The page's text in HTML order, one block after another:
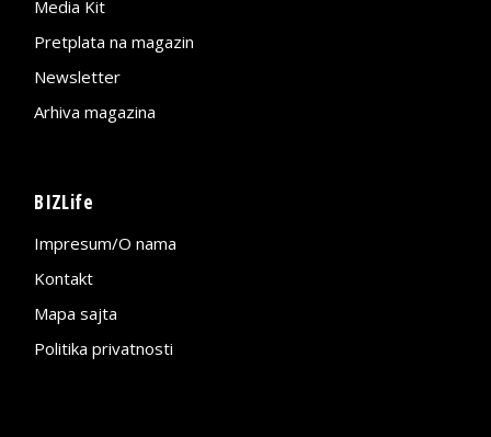
Media Kit
Pretplata na magazin
Newsletter
Arhiva magazina
BIZLife
Impresum/O nama
Kontakt
Mapa sajta
Politika privatnosti